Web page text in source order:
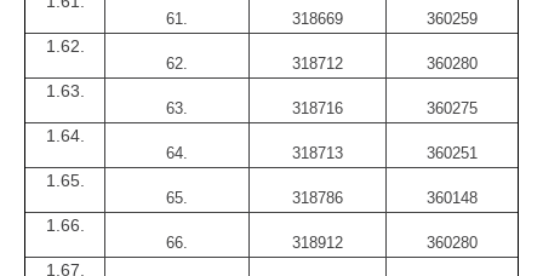
61. 318669 360259
1.62.
62. 318712 360280
1.63.
63. 318716 360275
1.64.
64. 318713 360251
1.65.
65. 318786 360148
1.66.
66. 318912 360280
1.67.